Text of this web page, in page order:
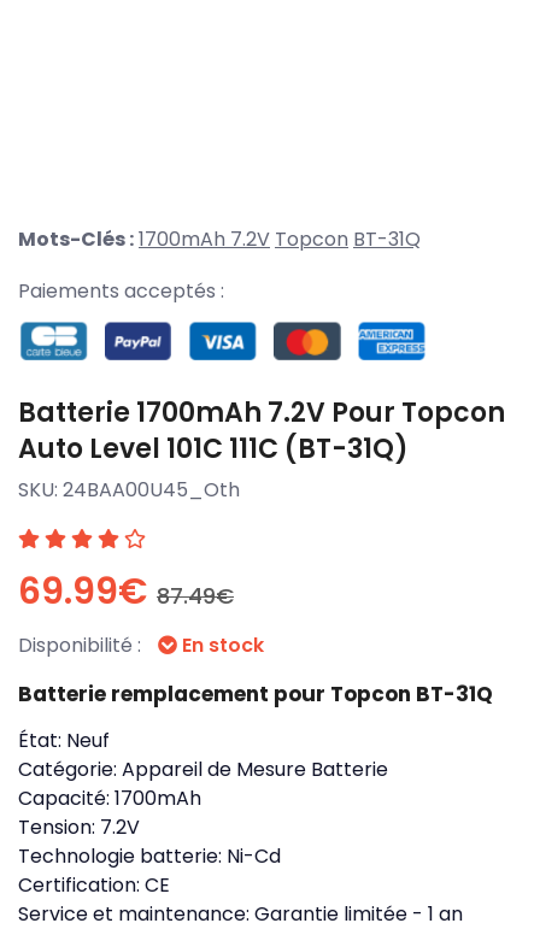
Mots-Clés :1700mAh 7.2V Topcon BT-31Q
Paiements acceptés :
Batterie 1700mAh 7.2V Pour Topcon
Auto Level 101C 111C (BT-31Q)
SKU: 24BAA00U45_Oth
69.99€ 87.49€
Disponibilité : En stock
Batterie remplacement pour Topcon BT-31Q
État: Neuf
Catégorie: Appareil de Mesure Batterie
Capacité: 1700mAh
Tension: 7.2V
Technologie batterie: Ni-Cd
Certification: CE
Service et maintenance: Garantie limitée - 1 an